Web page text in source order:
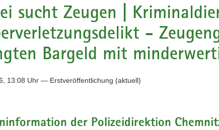
sucht Zeugen |
-
Bargeld mit
13:08 Uhr — Erstveröffentlichung (aktuell)
der Polizeidirektion